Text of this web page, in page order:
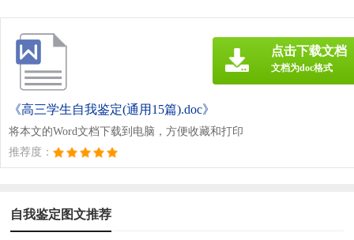
《高三学生自我鉴定(通用15篇).doc》
将本文的Word文档下载到电脑，方便收藏和打印
推荐度：
点击下载文档
文档为doc格式
自我鉴定图文推荐